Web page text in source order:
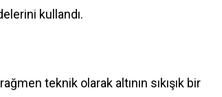
kullandı.
teknik olarak altının sıkışık bir